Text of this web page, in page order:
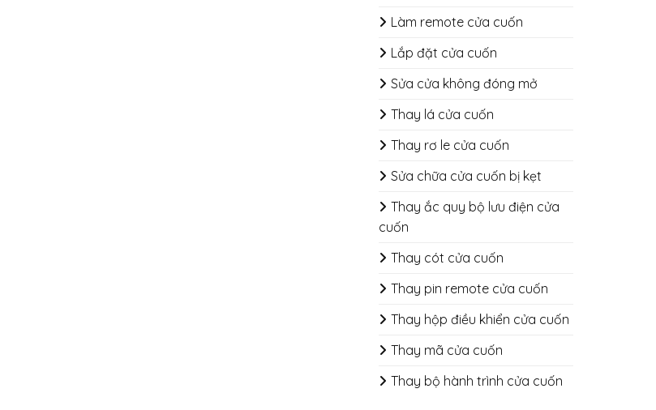
​​​​​​​Làm remote cửa cuốn
Lắp đặt cửa cuốn
Sửa cửa không đóng mở
Thay lá cửa cuốn
Thay rơ le cửa cuốn
Sửa chữa cửa cuốn bị kẹt
Thay ắc quy bộ lưu điện cửa
cuốn
Thay cót cửa cuốn
Thay pin remote cửa cuốn
Thay hộp điều khiển cửa cuốn
Thay mã cửa cuốn
Thay bộ hành trình cửa cuốn